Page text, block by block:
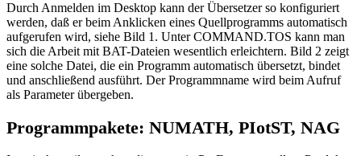
Durch Anmelden im Desktop kann der Übersetzer so konfiguriert
werden, daß er beim Anklicken eines Quellprogramms automatisch
aufgerufen wird, siehe Bild 1. Unter COMMAND.TOS kann man
sich die Arbeit mit BAT-Dateien wesentlich erleichtern. Bild 2 zeigt
eine solche Datei, die ein Programm automatisch übersetzt, bindet
und anschließend ausführt. Der Programmname wird beim Aufruf
als Parameter übergeben.
Programmpakete: NUMATH, PIotST, NAG